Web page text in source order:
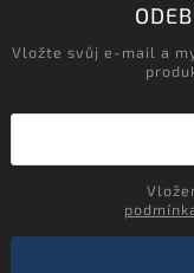
Vložte svůj e-mail a